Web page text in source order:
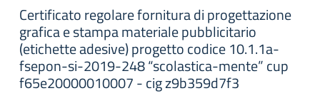
Certificato regolare fornitura di progettazione
grafica e stampa materiale pubblicitario
(etichette adesive) progetto codice 10.1.1a-
fsepon-si-2019-248 “scolastica-mente” cup
f65e20000010007 - cig z9b359d7f3